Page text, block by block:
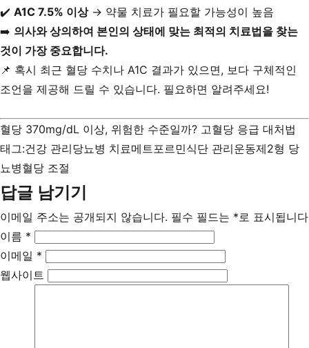
✔️ A1C 7.5% 이상→ 약물 치료가 필요할 가능성이 높음
➡️ 의사와 상의하여 본인의 상태에 맞는 최적의 치료법을 찾는
것이 가장 중요합니다.
📌 혹시 최근 혈당 수치나 A1C 결과가 있으면, 보다 구체적인
조언을 제공해 드릴 수 있습니다. 필요하면 알려주세요!
혈당 370mg/dL 이상, 위험한 수준일까? 고혈당 응급 대처법
태그:건강 관리당뇨병 치료메트포르민식단 관리운동제2형 당
뇨병혈당 조절
답글 남기기
이메일 주소는 공개되지 않습니다. 필수 필드는 *로 표시됩니다
이름 *
이메일 *
웹사이트